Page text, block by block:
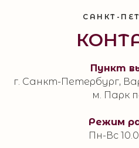
САНКТ-
Пункт
г. Санкт-Петербург,
м. Парк
Режим
Пн-Вс